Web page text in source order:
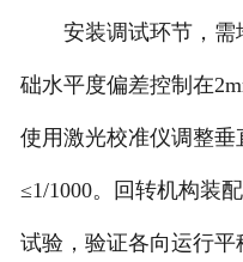
安装调试环节，需
础水平度偏差控制在
使用激光校准仪调整
≤1/1000。回转机构装
试验，验证各向运行